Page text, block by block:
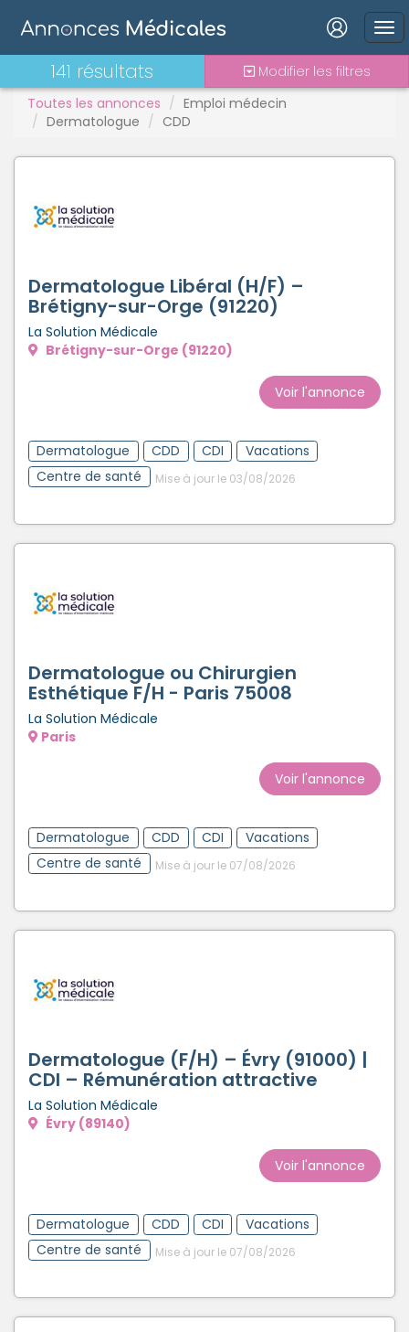
Connexion
Se connecter avec Facebook
Inscrivez-vous en un clic !
Toutes les annonces
Emploi médecin
Dermatologue
CDD
141 résultats Modifier les filtres
Dermatologue Libéral (H/F) –
Brétigny-sur-Orge (91220)
La Solution Médicale
Brétigny-sur-Orge (91220)
Voir l'annonce
Dermatologue CDD CDI
Vacations
Centre de santé
Mise à jour le 03/08/2026
Dermatologue ou Chirurgien
Esthétique F/H - Paris 75008
La Solution Médicale
Paris
Voir l'annonce
Dermatologue CDD CDI
Vacations
Centre de santé
Mise à jour le 07/08/2026
Dermatologue (F/H) – Évry (91000) |
CDI – Rémunération attractive
La Solution Médicale
Évry (89140)
Voir l'annonce
Dermatologue CDD CDI
Vacations
Centre de santé
Mise à jour le 07/08/2026